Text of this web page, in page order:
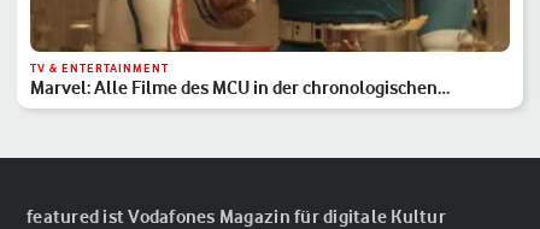
TV & ENTERTAINMENT
Marvel: Alle Filme des MCU in der chronologischen
Reihenfolge
featured ist Vodafones Magazin für digitale Kultur